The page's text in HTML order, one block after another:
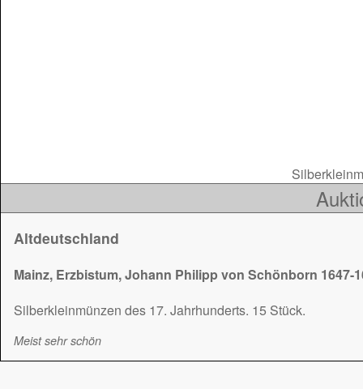
Altdeutschland
Mainz, Erzbistum, Johann Philipp von Schönborn 1647-
Silberkleinmünzen des 17. Jahrhunderts. 15 Stück.
Meist sehr schön